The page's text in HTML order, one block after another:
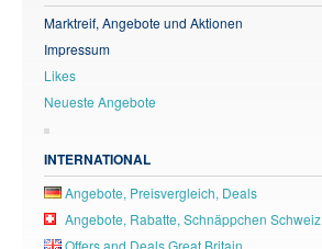
Marktreif, Angebote und Aktionen
Impressum
Likes
Neueste Angebote
INTERNATIONAL
Angebote, Preisvergleich, Deals
Angebote, Rabatte, Schnäppchen Schweiz
Offers and Deals Great Britain